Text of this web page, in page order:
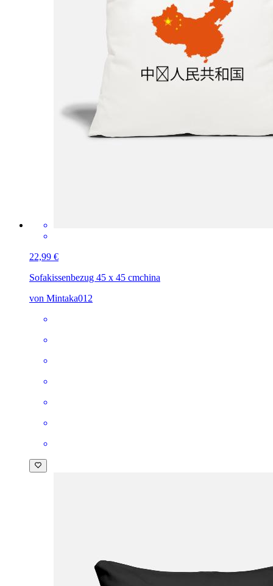
22,99 €
Sofakissenbezug 45 x 45 cmchina
von Mintaka012